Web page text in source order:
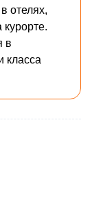
отелях,
в
класса